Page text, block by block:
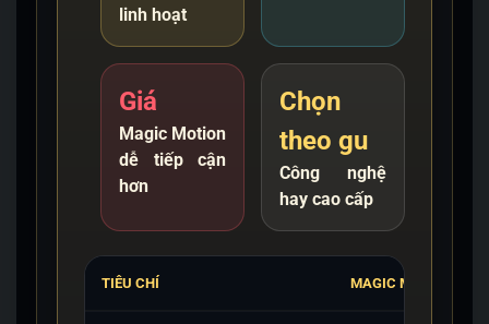
linh hoạt
Giá
Magic Motion
dễ tiếp cận
hơn
Chọn
theo gu
Công nghệ
hay cao cấp
TIÊU CHÍ MAGIC MOTION